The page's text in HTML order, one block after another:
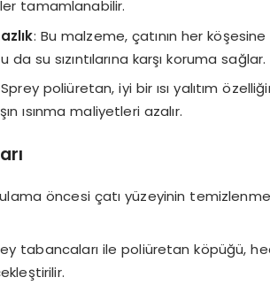
tamamlanabilir.
: Bu malzeme, çatının her
da su sızıntılarına karşı koruma sağlar.
poliüretan, iyi bir ısı yalıtım
ısınma maliyetleri azalır.
öncesi çatı yüzeyinin
tabancaları ile poliüretan köpüğü,